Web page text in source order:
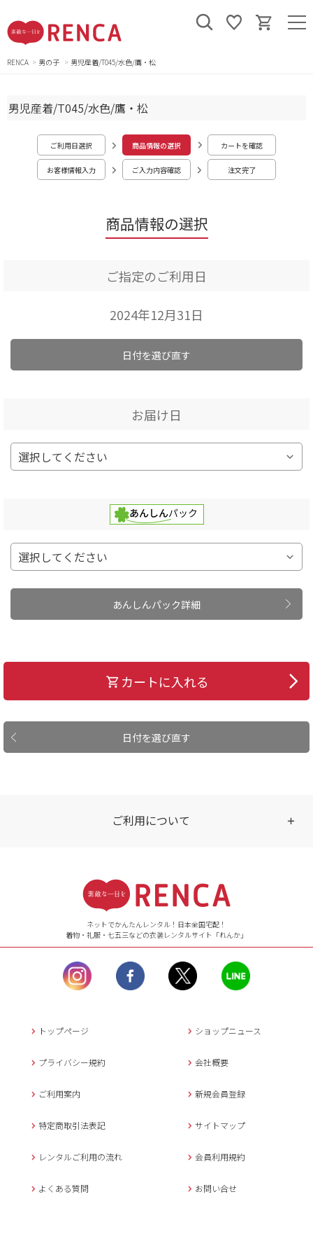
RENCA 男の子 男児産着/T045/水色/鷹・松
商品情報の選択
男児産着/T045/水色/鷹・松
ご利用日選択 商品情報の選択 カートを確認
お客様情報入力 ご入力内容確認 注文完了
ご指定のご利用日
2024年12月31日
日付を選び直す
お届け日
あんしんパック詳細
日付を選び直す
カートに入れる
ご利用について
【ご注文（インターネット）】
24時間年中無休
【お問い合わせ窓口（メー
ル）】10:00~17:00
土曜日、日曜日、臨
時休業日を除く。
営業時間外にいただ
返信させていただきま
年末年始、大型連休
メールでのお問い合わせ
ネットでかんたんレンタル！日本全国宅配！
着物・礼服・七五三などの衣装レンタルサイト「れんか」
トップページ ショップニュース
プライバシー規約 会社概要
ご利用案内 新規会員登録
特定商取引法表記 サイトマップ
レンタルご利用の流れ 会員利用規約
よくある質問 お問い合せ